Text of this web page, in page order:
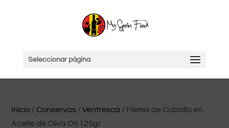
Seleccionar página
Inicio /Conservas /Ventresca / Filetes de Caballa en
Aceite de Oliva Oti 125gr